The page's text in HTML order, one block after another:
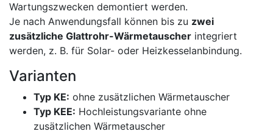
Wartungszwecken demontiert werden.
Je nach Anwendungsfall können bis zu zwei
zusätzliche Glattrohr-Wärmetauscher integriert
werden, z. B. für Solar- oder Heizkesselanbindung.
Varianten
Typ KE: ohne zusätzlichen Wärmetauscher
Typ KEE: Hochleistungsvariante ohne
zusätzlichen Wärmetauscher